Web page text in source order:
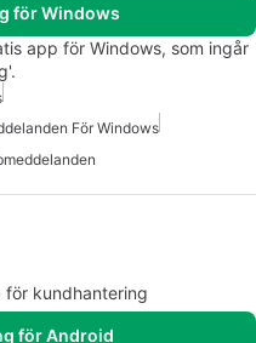
för Windows
app för Windows, som ingår
För Windows
för kundhantering
för Android